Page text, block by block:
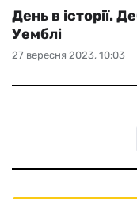
27 вересня 2023, 10:03
День в історії.
Уемблі